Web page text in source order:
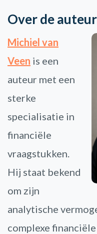
Over de auteur
Michiel van
Veen is een
auteur met een
sterke
specialisatie in
financiële
vraagstukken.
Hij staat bekend
om zijn
analytische
complexe